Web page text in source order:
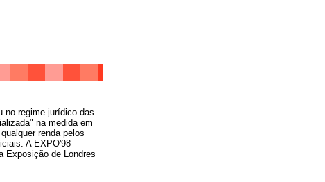
no regime jurídico das
na medida em
renda pelos
A EXPO'98
Exposição de Londres